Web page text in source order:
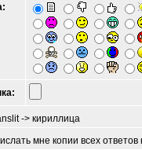
-> кириллица
мне копии всех